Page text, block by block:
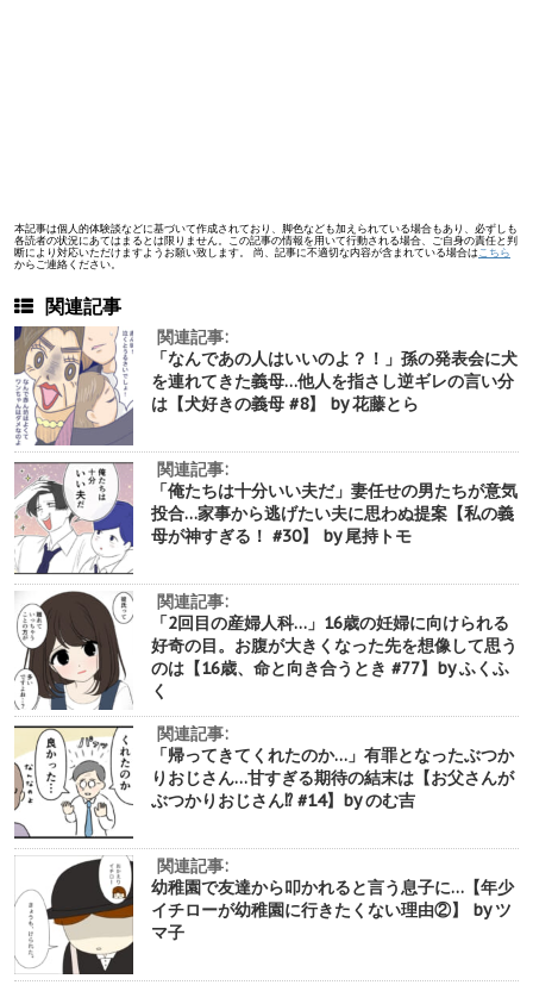
本記事は個人的体験談などに基づいて作成されており、脚色なども加えられている場合もあり、必ずしも
各読者の状況にあてはまるとは限りません。この記事の情報を用いて行動される場合、ご自身の責任と判
断により対応いただけますようお願い致します。 尚、記事に不適切な内容が含まれている場合は こちら
からご連絡ください。
関連記事
関連記事:
「なんであの人はいいのよ？！」孫の発表会に犬
を連れてきた義母…他人を指さし逆ギレの言い分
は【犬好きの義母 #8】 by 花藤とら
関連記事:
「俺たちは十分いい夫だ」妻任せの男たちが意気
投合…家事から逃げたい夫に思わぬ提案【私の義
母が神すぎる！ #30】 by 尾持トモ
関連記事:
「2回目の産婦人科…」16歳の妊婦に向けられる
好奇の目。お腹が大きくなった先を想像して思う
のは【16歳、命と向き合うとき #77】by ふくふ
く
関連記事:
「帰ってきてくれたのか…」有罪となったぶつか
りおじさん…甘すぎる期待の結末は【お父さんが
ぶつかりおじさん⁉︎ #14】by のむ吉
関連記事:
幼稚園で友達から叩かれると言う息子に…【年少
イチローが幼稚園に行きたくない理由②】 by ツ
マ子